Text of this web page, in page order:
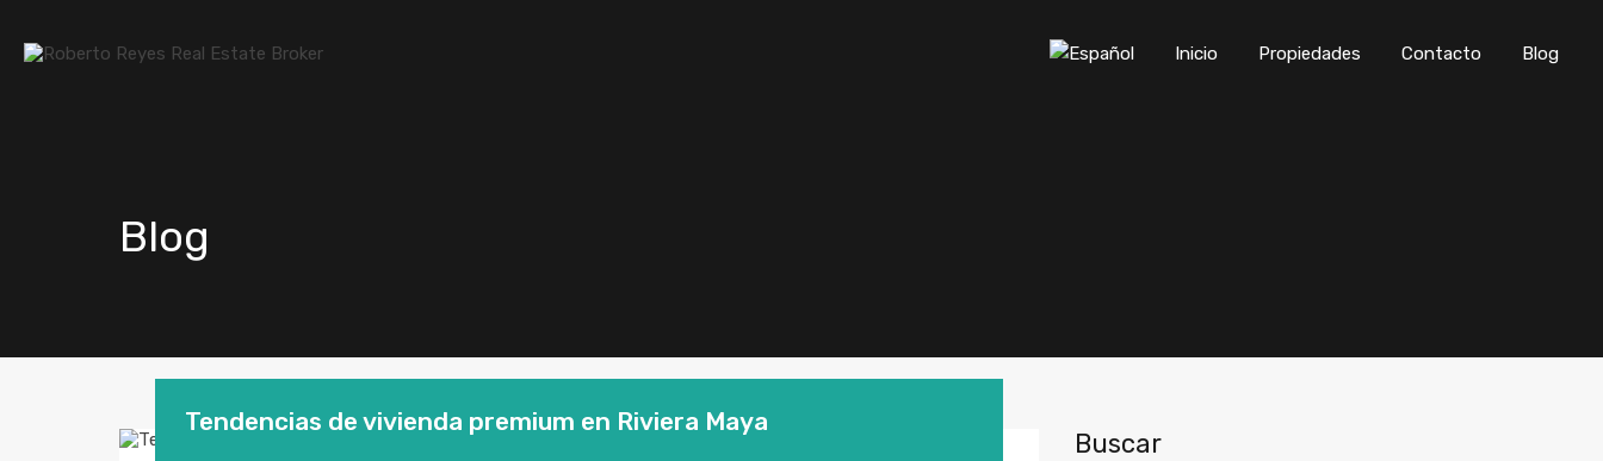
Inicio Propiedades Contacto Blog
Blog
Tendencias de vivienda premium en Riviera Maya
Buscar